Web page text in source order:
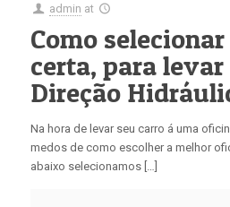
admin at
Como
certa, para
Direção
Na hora de levar seu carro á uma
medos de como escolher a melhor
abaixo selecionamos […]